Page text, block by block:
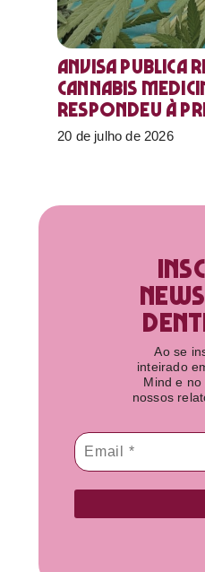
Anvisa
Cannabis
respondeu à
20 de julho de 2026
Ao se
inteirado
Mind e
nossos